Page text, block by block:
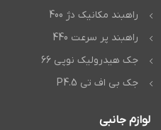
راهبند مکانیک دژ 400
راهبند پر سرعت 440
جک هیدرولیک نوپی 66
جک بی اف تی P4.5
لوازم جانبی